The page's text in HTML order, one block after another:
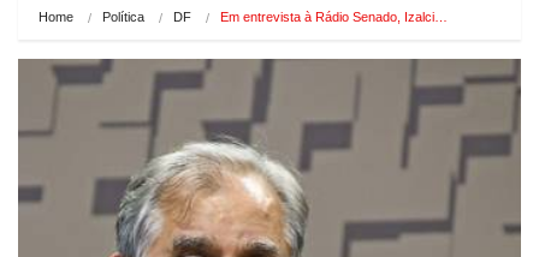
Home Política DF Em entrevista à Rádio Senado, Izalci…